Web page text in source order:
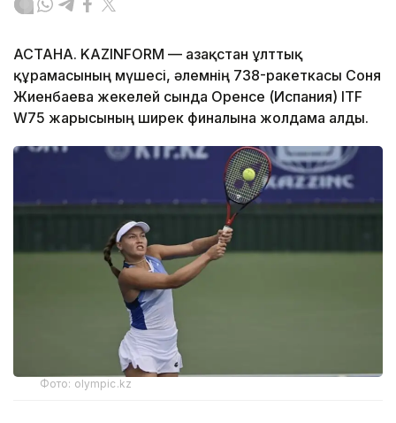
АСТАНА. KAZINFORM — Қазақстан ұлттық
құрамасының мүшесі, әлемнің 738-ракеткасы Соня
Жиенбаева жекелей сында Оренсе (Испания) ITF
W75 жарысының ширек финалына жолдама алды.
Фото: olympic.kz